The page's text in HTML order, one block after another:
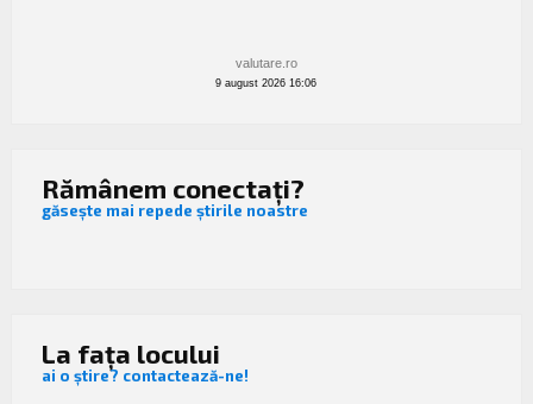
valutare.ro
9 august 2026 16:06
Rămânem conectați?
găsește mai repede știrile noastre
La fața locului
ai o știre? contactează-ne!